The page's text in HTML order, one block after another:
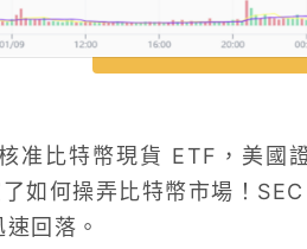
准比特幣現貨 ETF，美國
如何操弄比特幣市場！
回落。